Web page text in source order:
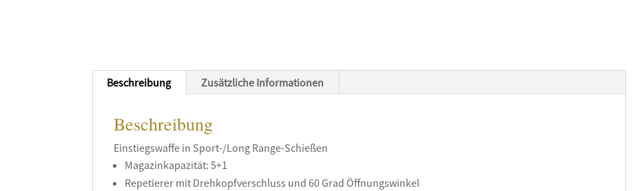
Beschreibung Zusätzliche Informationen
Beschreibung
Einstiegswaffe in Sport-/Long Range-Schießen
Magazinkapazität: 5+1
Repetierer mit Drehkopfverschluss und 60 Grad Öffnungswinkel